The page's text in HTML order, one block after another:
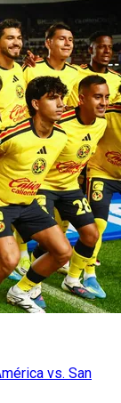
vs. San